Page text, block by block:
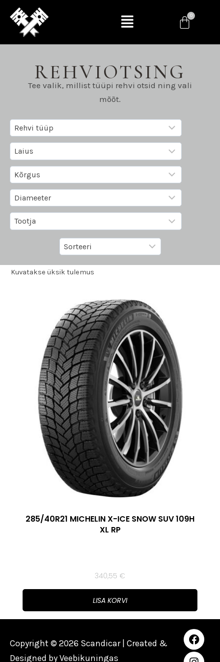
REHVIOTSING
Tee valik, millist tüüpi rehvi otsid ning vali
mõõt.
Kuvatakse üksik tulemus
285/40R21 MICHELIN X-ICE SNOW SUV 109H
XL RP
340,55 €
LISA KORVI
Copyright © 2026 Scandicar | Created &
Designed byVeebikuningas